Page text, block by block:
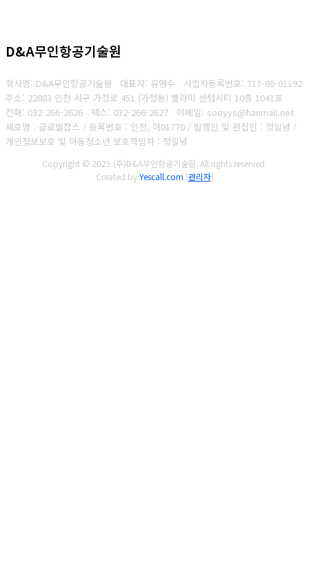
D&A무인항공기술원
회사명: D&A무인항공기술원 대표자: 유영수 사업자등록번호: 717-86-01192
주소: 22883 인천 서구 가정로 451 (가정동) 벨라미 센텀시티 10층 1041호
전화: 032-266-2626
팩스: 032-266-2627
이메일: sooyys@hanmail.net
제호명 : 글로벌잡스 / 등록번호 : 인천, 아01770 / 발행인 및 편집인 : 정일녕 /
개인정보보호 빛 아동청소년 보호책임자 : 정일녕
Copyright © 2025 (주)D&A무인항공기술원. All rights reserved.
Created byYescall.com [관리자]